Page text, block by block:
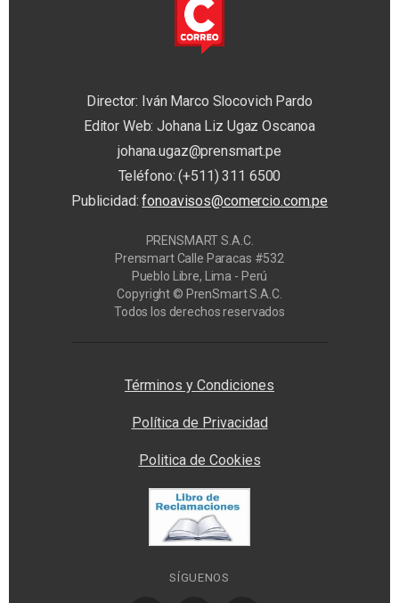
Director: Iván Marco Slocovich Pardo
Editor Web: Johana Liz Ugaz Oscanoa
johana.ugaz@prensmart.pe
Teléfono: (+511) 311 6500
Publicidad:fonoavisos@comercio.com.pe
PRENSMART S.A.C.
Prensmart Calle Paracas #532
Pueblo Libre, Lima - Perú
Copyright © PrenSmart S.A.C.
Todos los derechos reservados
Términos y Condiciones
Política de Privacidad
Politica de Cookies
SÍGUENOS